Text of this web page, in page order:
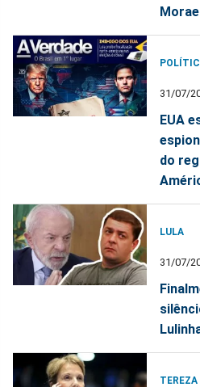
31/07/
EUA
do
LULA
31/07/